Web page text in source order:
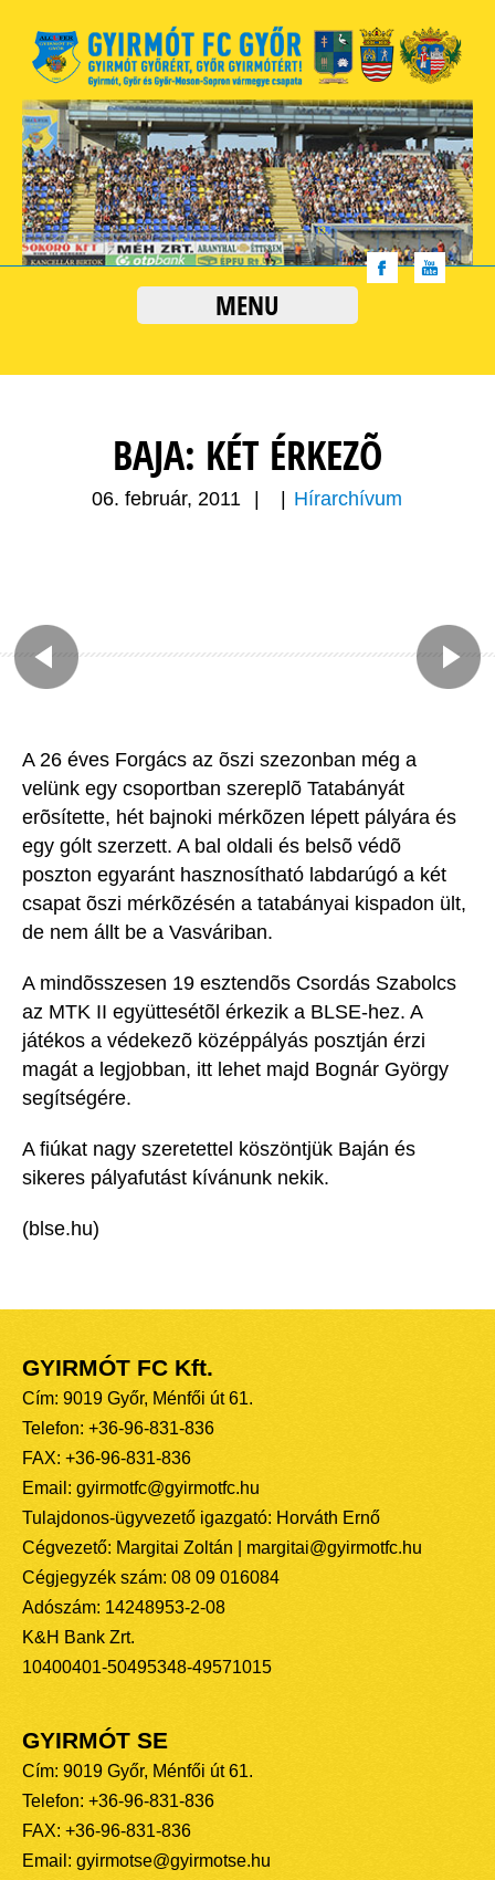
MENU
BAJA: KÉT ÉRKEZÕ
06. február, 2011 Hírarchívum
A 26 éves Forgács az õszi szezonban még a
velünk egy csoportban szereplõ Tatabányát
erõsítette, hét bajnoki mérkõzen lépett pályára és
egy gólt szerzett. A bal oldali és belsõ védõ
poszton egyaránt hasznosítható labdarúgó a két
csapat õszi mérkõzésén a tatabányai kispadon ült,
de nem állt be a Vasváriban.
A mindõsszesen 19 esztendõs Csordás Szabolcs
az MTK II együttesétõl érkezik a BLSE-hez. A
játékos a védekezõ középpályás posztján érzi
magát a legjobban, itt lehet majd Bognár György
segítségére.
A fiúkat nagy szeretettel köszöntjük Baján és
sikeres pályafutást kívánunk nekik.
(blse.hu)
GYIRMÓT FC Kft.
Cím: 9019 Győr, Ménfői út 61.
Telefon: +36-96-831-836
FAX: +36-96-831-836
Email: gyirmotfc@gyirmotfc.hu
Tulajdonos-ügyvezető igazgató: Horváth Ernő
Cégvezető: Margitai Zoltán | margitai@gyirmotfc.hu
Cégjegyzék szám: 08 09 016084
Adószám: 14248953-2-08
K&H Bank Zrt.
10400401-50495348-49571015
GYIRMÓT SE
Cím: 9019 Győr, Ménfői út 61.
Telefon: +36-96-831-836
FAX: +36-96-831-836
Email: gyirmotse@gyirmotse.hu